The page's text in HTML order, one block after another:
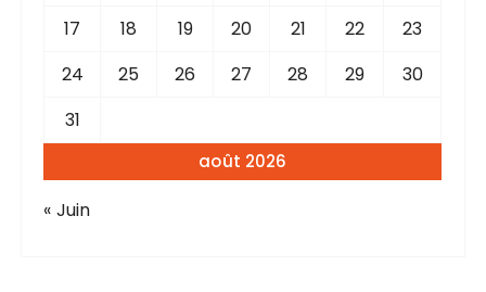
août 2026
17
18 19 20 21 22
23
24
25 26 27 28 29
30
31
« Juin